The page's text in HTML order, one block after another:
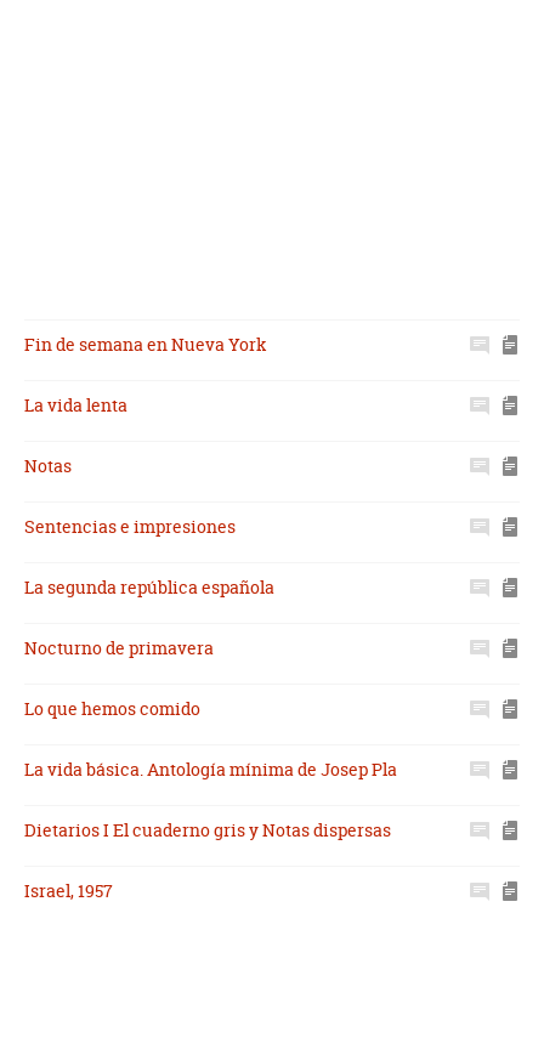
Fin de semana en Nueva York
La vida lenta
Notas
Sentencias e impresiones
La segunda república española
Nocturno de primavera
Lo que hemos comido
La vida básica. Antología mínima de Josep Pla
Dietarios I El cuaderno gris y Notas dispersas
Israel, 1957